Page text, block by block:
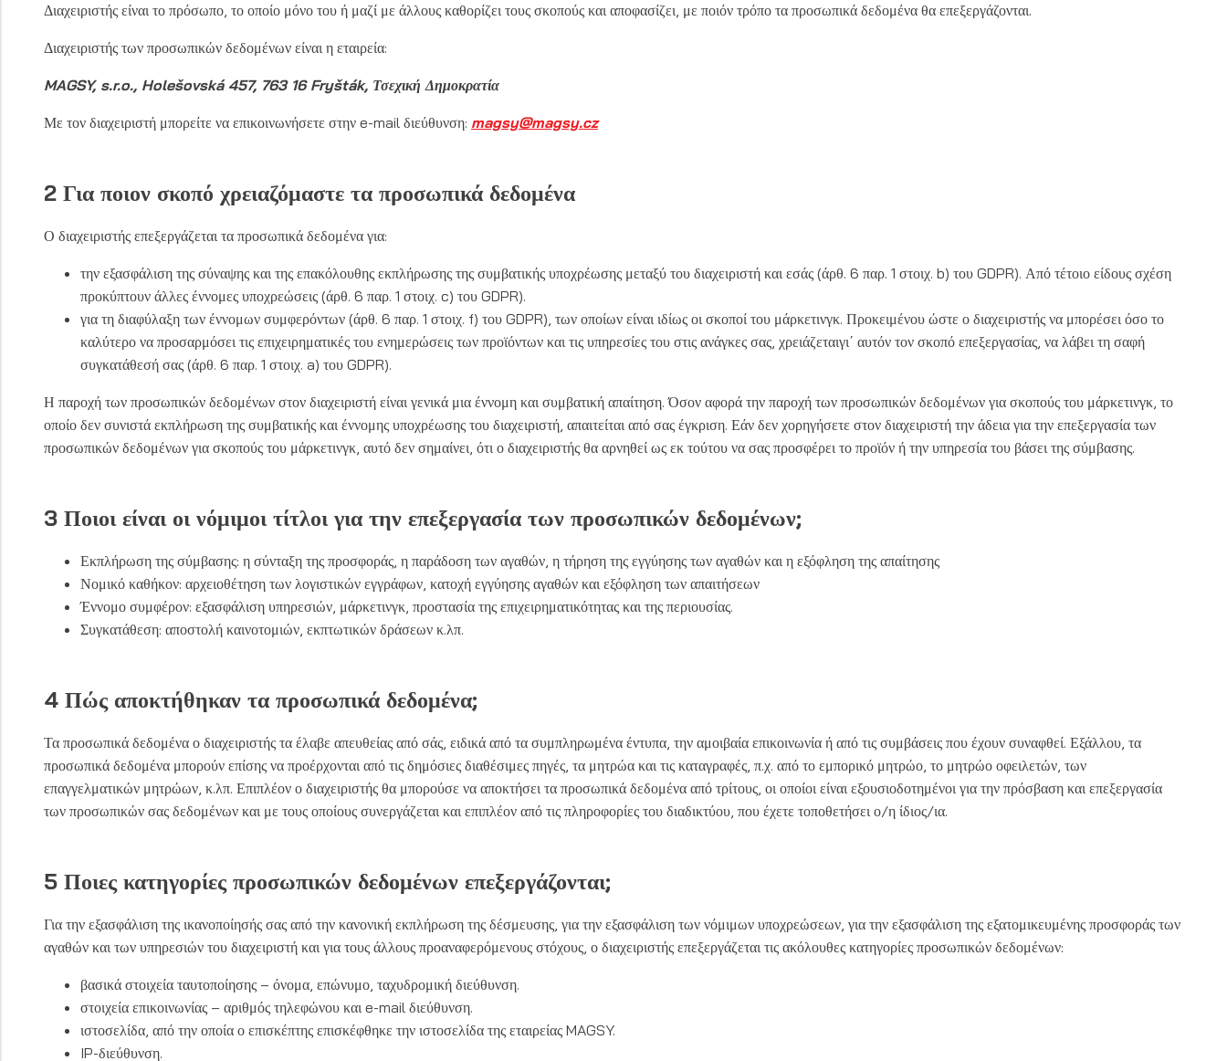
Διαχειριστής είναι το πρόσωπο, το οποίο μόνο του ή μαζί με άλλους καθορίζει τους σκοπούς και αποφασίζει, με ποιόν τρόπο τα προσωπικά δεδομένα θα επεξεργάζονται.
Διαχειριστής των προσωπικών δεδομένων είναι η εταιρεία:
MAGSY, s.r.o., Holešovská 457, 763 16 Fryšták, Τσεχική Δημοκρατία
Με τον διαχειριστή μπορείτε να επικοινωνήσετε στην e-mail διεύθυνση: magsy@magsy.cz
2 Για ποιον σκοπό χρειαζόμαστε τα προσωπικά δεδομένα
Ο διαχειριστής επεξεργάζεται τα προσωπικά δεδομένα για:
την εξασφάλιση της σύναψης και της επακόλουθης εκπλήρωσης της συμβατικής υποχρέωσης μεταξύ του διαχειριστή και εσάς (άρθ. 6 παρ. 1 στοιχ. b) του GDPR). Από τέτοιο είδους σχέση
προκύπτουν άλλες έννομες υποχρεώσεις (άρθ. 6 παρ. 1 στοιχ. c) του GDPR).
για τη διαφύλαξη των έννομων συμφερόντων (άρθ. 6 παρ. 1 στοιχ. f) του GDPR), των οποίων είναι ιδίως οι σκοποί του μάρκετινγκ. Προκειμένου ώστε ο διαχειριστής να μπορέσει όσο το
καλύτερο να προσαρμόσει τις επιχειρηματικές του ενημερώσεις των προϊόντων και τις υπηρεσίες του στις ανάγκες σας, χρειάζεταιγι΄ αυτόν τον σκοπό επεξεργασίας, να λάβει τη σαφή
συγκατάθεσή σας (άρθ. 6 παρ. 1 στοιχ. a) του GDPR).
Η παροχή των προσωπικών δεδομένων στον διαχειριστή είναι γενικά μια έννομη και συμβατική απαίτηση. Όσον αφορά την παροχή των προσωπικών δεδομένων για σκοπούς του μάρκετινγκ, το
οποίο δεν συνιστά εκπλήρωση της συμβατικής και έννομης υποχρέωσης του διαχειριστή, απαιτείται από σας έγκριση. Εάν δεν χορηγήσετε στον διαχειριστή την άδεια για την επεξεργασία των
προσωπικών δεδομένων για σκοπούς του μάρκετινγκ, αυτό δεν σημαίνει, ότι ο διαχειριστής θα αρνηθεί ως εκ τούτου να σας προσφέρει το προϊόν ή την υπηρεσία του βάσει της σύμβασης.
3 Ποιοι είναι οι νόμιμοι τίτλοι για την επεξεργασία των προσωπικών δεδομένων;
Εκπλήρωση της σύμβασης: η σύνταξη της προσφοράς, η παράδοση των αγαθών, η τήρηση της εγγύησης των αγαθών και η εξόφληση της απαίτησης
Νομικό καθήκον: αρχειοθέτηση των λογιστικών εγγράφων, κατοχή εγγύησης αγαθών και εξόφληση των απαιτήσεων
Έννομο συμφέρον: εξασφάλιση υπηρεσιών, μάρκετινγκ, προστασία της επιχειρηματικότητας και της περιουσίας.
Συγκατάθεση: αποστολή καινοτομιών, εκπτωτικών δράσεων κ.λπ.
4 Πώς αποκτήθηκαν τα προσωπικά δεδομένα;
Τα προσωπικά δεδομένα ο διαχειριστής τα έλαβε απευθείας από σάς, ειδικά από τα συμπληρωμένα έντυπα, την αμοιβαία επικοινωνία ή από τις συμβάσεις που έχουν συναφθεί. Εξάλλου, τα
προσωπικά δεδομένα μπορούν επίσης να προέρχονται από τις δημόσιες διαθέσιμες πηγές, τα μητρώα και τις καταγραφές, π.χ. από το εμπορικό μητρώο, το μητρώο οφειλετών, των
επαγγελματικών μητρώων, κ.λπ. Επιπλέον ο διαχειριστής θα μπορούσε να αποκτήσει τα προσωπικά δεδομένα από τρίτους, οι οποίοι είναι εξουσιοδοτημένοι για την πρόσβαση και επεξεργασία
των προσωπικών σας δεδομένων και με τους οποίους συνεργάζεται και επιπλέον από τις πληροφορίες του διαδικτύου, που έχετε τοποθετήσει ο/η ίδιος/ια.
5 Ποιες κατηγορίες προσωπικών δεδομένων επεξεργάζονται;
Για την εξασφάλιση της ικανοποίησής σας από την κανονική εκπλήρωση της δέσμευσης, για την εξασφάλιση των νόμιμων υποχρεώσεων, για την εξασφάλιση της εξατομικευμένης προσφοράς των
αγαθών και των υπηρεσιών του διαχειριστή και για τους άλλους προαναφερόμενους στόχους, ο διαχειριστής επεξεργάζεται τις ακόλουθες κατηγορίες προσωπικών δεδομένων:
βασικά στοιχεία ταυτοποίησης – όνομα, επώνυμο, ταχυδρομική διεύθυνση.
στοιχεία επικοινωνίας – αριθμός τηλεφώνου και e-mail διεύθυνση.
ιστοσελίδα, από την οποία ο επισκέπτης επισκέφθηκε την ιστοσελίδα της εταιρείας MAGSY.
IP-διεύθυνση.